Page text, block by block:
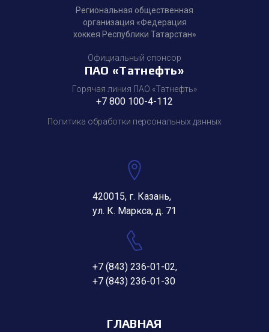
Региональная общественная
организация «Федерация
хоккея Республики Татарстан»
Официальный спонсор
ПАО «Татнефть»
Горячая линия ПАО «Татнефть»
+7 800 100-4-112
Политика обработки персональных данных
420015, г. Казань,
ул. К. Маркса, д. 71
+7 (843) 236-01-02,
+7 (843) 236-01-30
ГЛАВНАЯ